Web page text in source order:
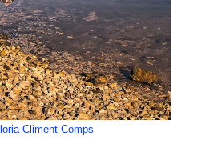
Climent Comps